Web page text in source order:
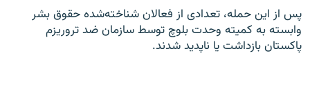
پس از این حمله، تعدادی از فعالان شناخته‌شده حقوق بشر
وابسته به کمیته وحدت بلوچ توسط سازمان ضد تروریزم
پاکستان بازداشت یا ناپدید شدند.